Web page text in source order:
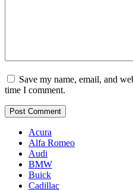
Save my name, email, and
time I comment.
Acura
Alfa Romeo
Audi
BMW
Buick
Cadillac